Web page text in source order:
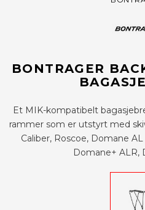
BONTRAGER
Et MIK-kompatibelt
rammer som er utstyrt med
Caliber, Roscoe, Domane
Domane+ ALR,